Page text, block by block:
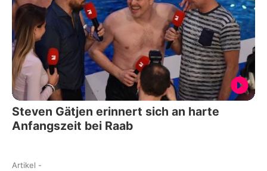
Steven Gätjen erinnert sich an harte
Anfangszeit bei Raab
Artikel -